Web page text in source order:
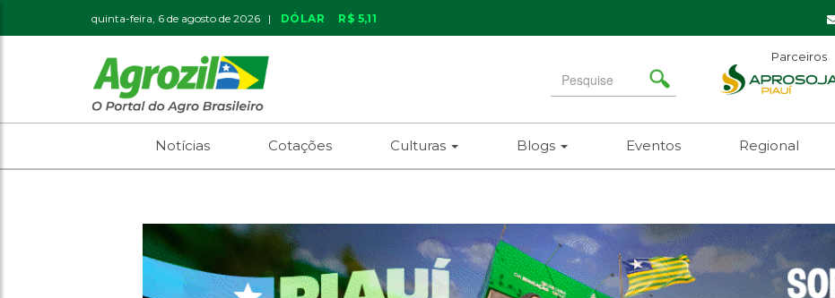
quinta-feira, 6 de agosto de 2026 | DÓLAR R$ 5,11
Search
for
Parceiros
Notícias Cotações Culturas Blogs Eventos Regional